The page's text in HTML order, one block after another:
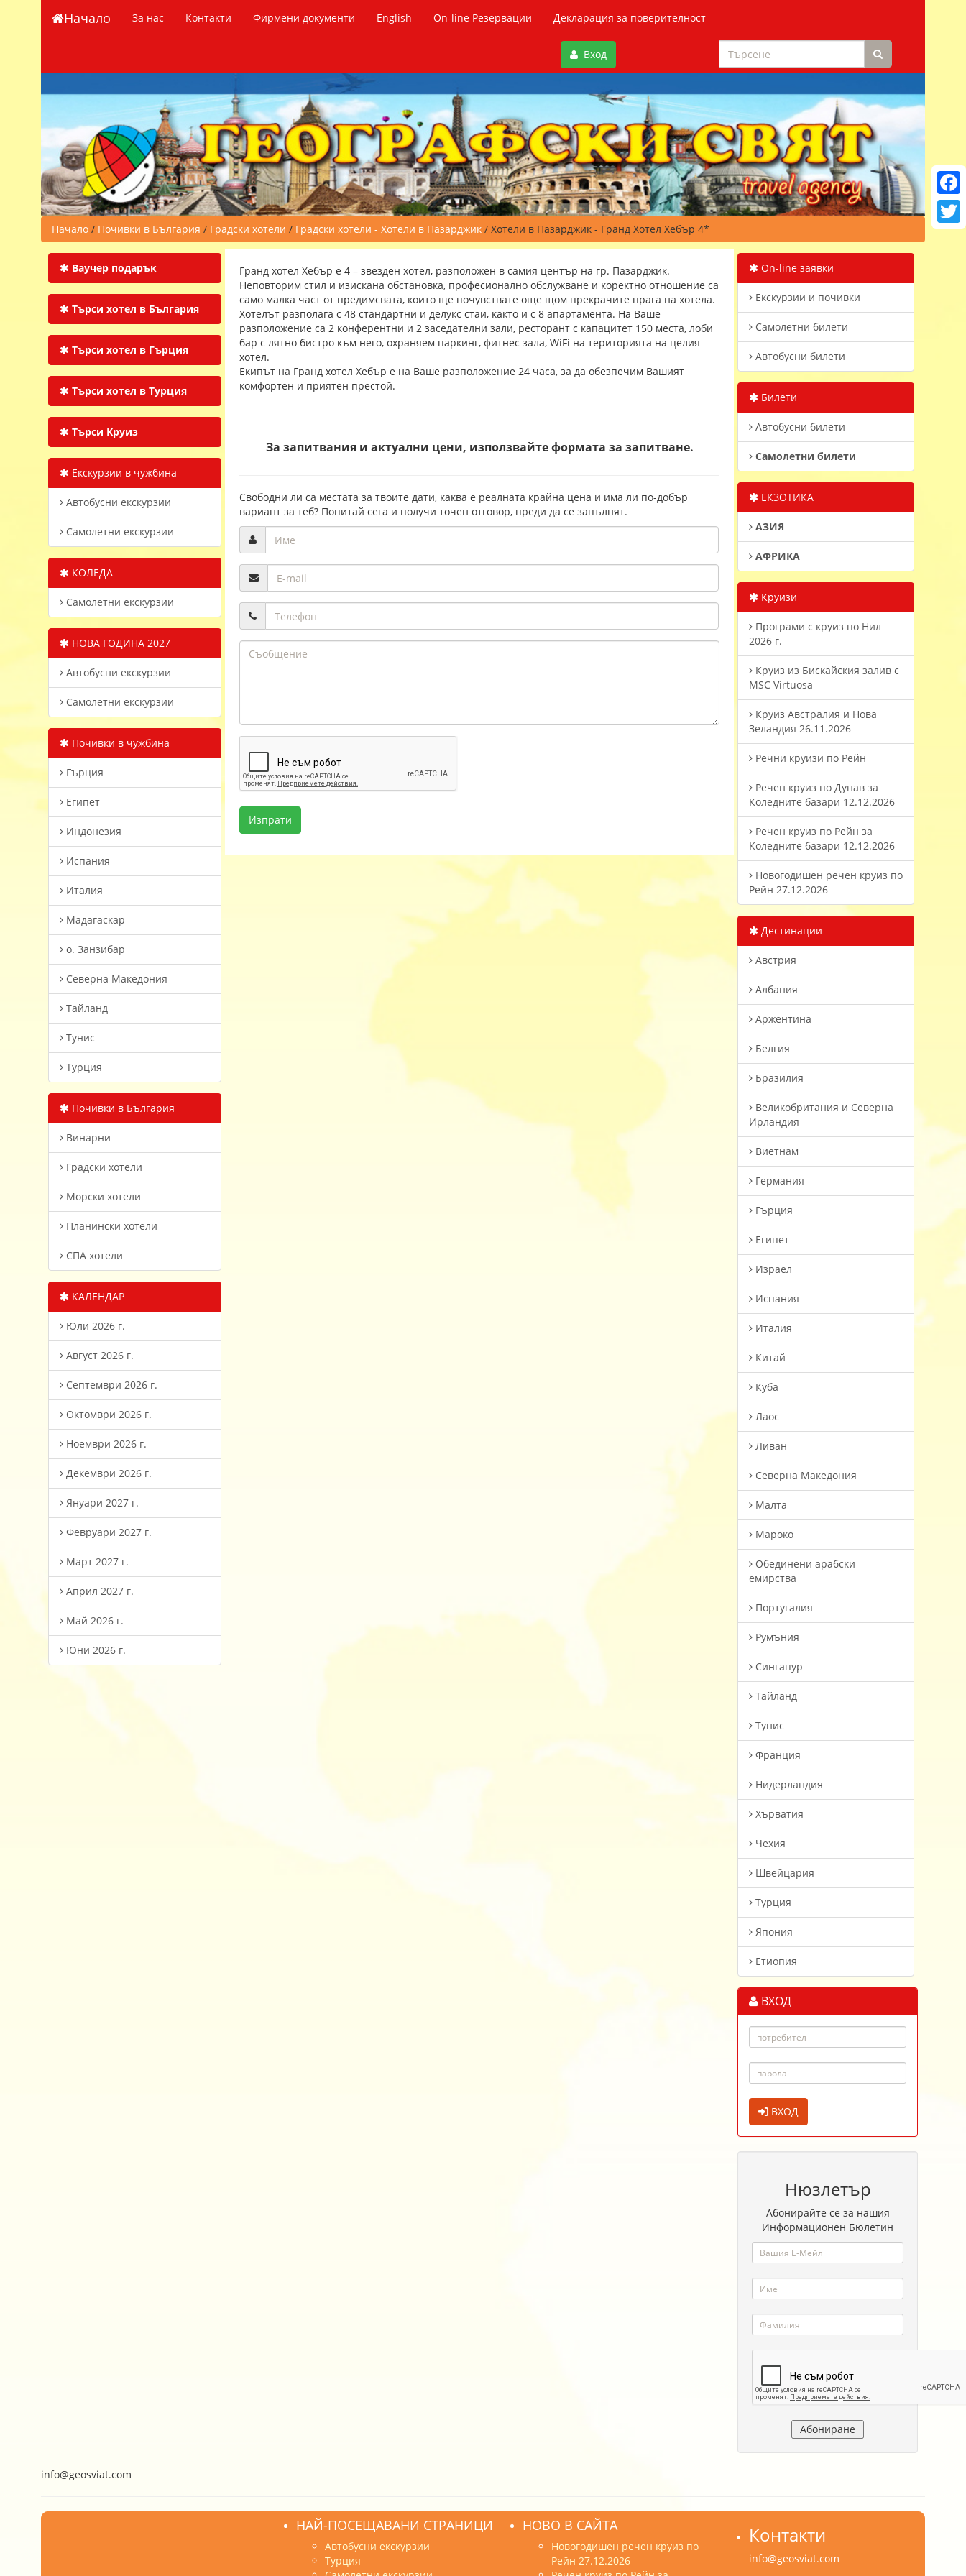
Начало За нас Контакти Фирмени документи English On-line Резервации Декларация за поверителност
Вход
Начало / Почивки в България / Градски хотели / Градски хотели - Хотели в Пазарджик / Хотели в Пазарджик - Гранд Хотел Хебър 4*
Ваучер подарък
Търси хотел в България
Търси хотел в Гърция
Търси хотел в Турция
Търси Круиз
Екскурзии в чужбина
Автобусни екскурзии
Самолетни екскурзии
КОЛЕДА
Самолетни екскурзии
НОВА ГОДИНА 2027
Автобусни екскурзии
Самолетни екскурзии
Почивки в чужбина
Гърция
Египет
Индонезия
Испания
Италия
Мадагаскар
о. Занзибар
Северна Македония
Тайланд
Тунис
Турция
Почивки в България
Винарни
Градски хотели
Морски хотели
Планински хотели
СПА хотели
КАЛЕНДАР
Юли 2026 г.
Август 2026 г.
Септември 2026 г.
Октомври 2026 г.
Ноември 2026 г.
Декември 2026 г.
Януари 2027 г.
Февруари 2027 г.
Март 2027 г.
Април 2027 г.
Май 2026 г.
Юни 2026 г.
Гранд хотел Хебър е 4 – звезден хотел, разположен в самия център на гр. Пазарджик.
Неповторим стил и изискана обстановка, професионално обслужване и коректно отношение са
само малка част от предимсвата, които ще почувствате още щом прекрачите прага на хотела.
Хотелът разполага с 48 стандартни и делукс стаи, както и с 8 апартамента. На Ваше
разположение са 2 конферентни и 2 заседателни зали, ресторант с капацитет 150 места, лоби
бар с лятно бистро към него, охраняем паркинг, фитнес зала, WiFi на територията на целия
хотел.
Екипът на Гранд хотел Хебър е на Ваше разположение 24 часа, за да обезпечим Вашият
комфортен и приятен престой.
За запитвания и актуални цени, използвайте формата за запитване.
Свободни ли са местата за твоите дати, каква е реалната крайна цена и има ли по-добър
вариант за теб? Попитай сега и получи точен отговор, преди да се запълнят.
On-line заявки
Екскурзии и почивки
Самолетни билети
Автобусни билети
Билети
Автобусни билети
Самолетни билети
ЕКЗОТИКА
АЗИЯ
АФРИКА
Круизи
Програми с круиз по Нил
2026 г.
Круиз из Бискайския залив с
MSC Virtuosa
Круиз Австралия и Нова
Зеландия 26.11.2026
Речни круизи по Рейн
Речен круиз по Дунав за
Коледните базари 12.12.2026
Речен круиз по Рейн за
Коледните базари 12.12.2026
Новогодишен речен круиз по
Рейн 27.12.2026
Дестинации
Австрия
Албания
Аржентина
Белгия
Бразилия
Великобритания и Северна
Ирландия
Виетнам
Германия
Гърция
Египет
Израел
Испания
Италия
Китай
Куба
Лаос
Ливан
Северна Македония
Малта
Мароко
Oбединени арабски
емирства
Португалия
Румъния
Сингапур
Тайланд
Тунис
Франция
Нидерландия
Хърватия
Чехия
Швейцария
Турция
Япония
Етиопия
ВХОД
ВХОД
Нюзлетър
Абонирайте се за нашия
Информационен Бюлетин
info@geosviat.com
НАЙ-ПОСЕЩАВАНИ СТРАНИЦИ
Автобусни екскурзии
Турция
НОВО В САЙТА
Новогодишен речен круиз по
Рейн 27.12.2026
Контакти
info@geosviat.com